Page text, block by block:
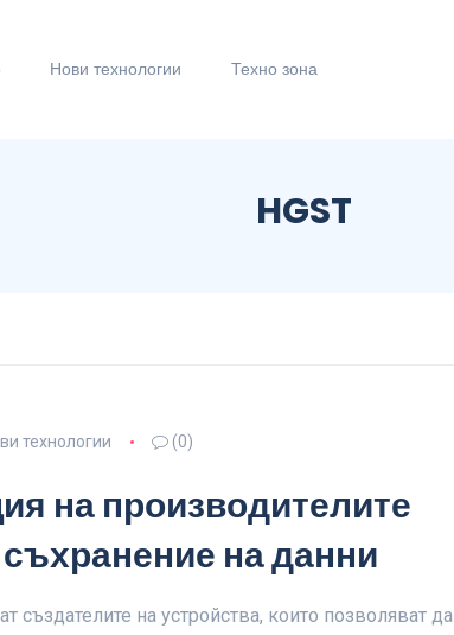
Нови технологии Техно зона
HGST
технологии (0)
на производителите
на данни
създателите на устройства, които позволяват да